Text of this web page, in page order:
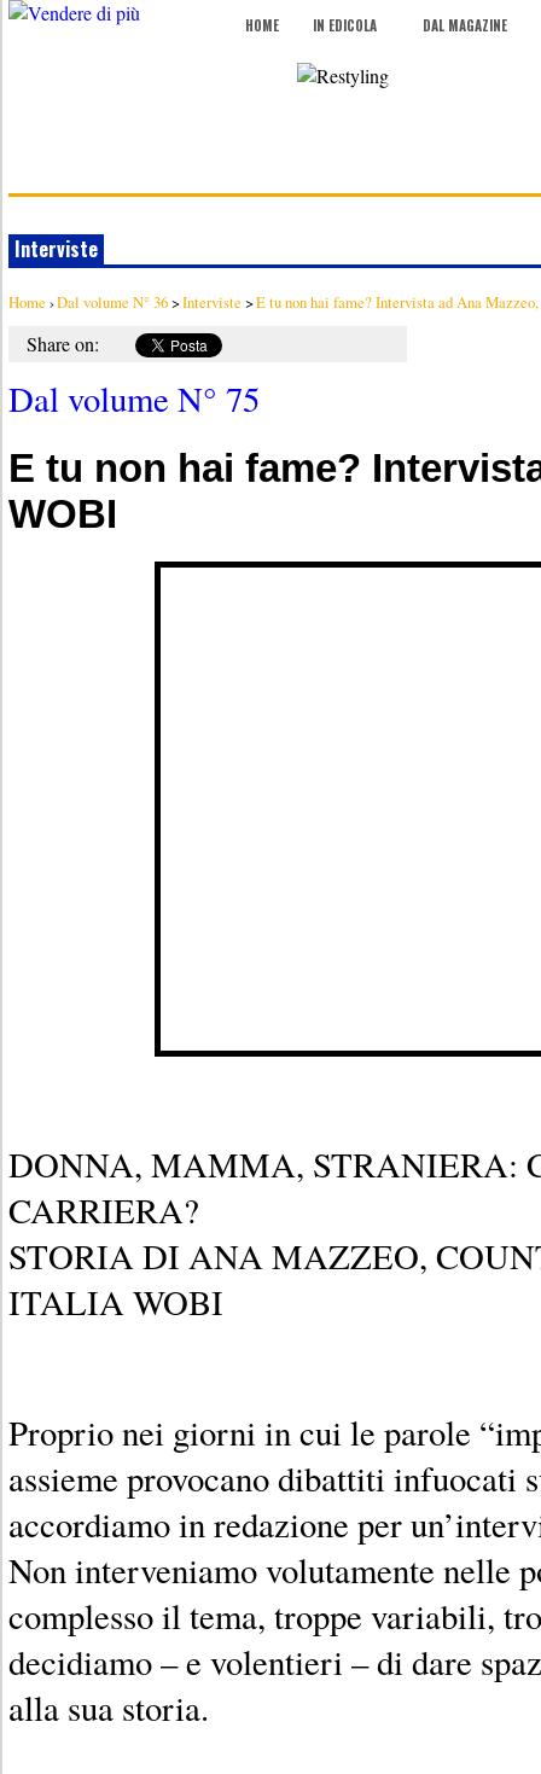
HOME IN EDICOLA DAL MAGAZINE
Interviste
Home ›Dal volume N° 36>Interviste >E tu non hai fame? Intervista ad Ana
Share on:
Dal volume N° 75
E tu non hai fame?
WOBI
DONNA, MAMMA, STRANIERA:
CARRIERA?
STORIA DI ANA MAZZEO,
ITALIA WOBI
Proprio nei giorni in cui le parole
assieme provocano dibattiti infuocati
accordiamo in redazione per
Non interveniamo volutamente nelle
complesso il tema, troppe variabili,
decidiamo – e volentieri – di dare
alla sua storia.